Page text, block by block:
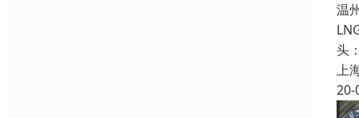
温
头
上
20-